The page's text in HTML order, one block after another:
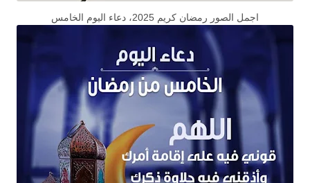
اجمل الصور رمضان كريم 2025، دعاء اليوم الخامس